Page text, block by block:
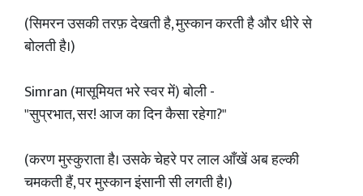
(सिमरन उसकी तरफ़ देखती है, मुस्कान करती है और धीरे से
बोलती है।)
Simran (मासूमियत भरे स्वर में) बोली -
"सुप्रभात, सर! आज का दिन कैसा रहेगा?"
(करण मुस्कुराता है। उसके चेहरे पर लाल आँखें अब हल्की
चमकती हैं, पर मुस्कान इंसानी सी लगती है।)